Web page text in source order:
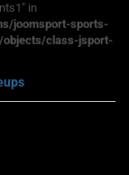
in
joomsport-sports-
objects/class-jsport-